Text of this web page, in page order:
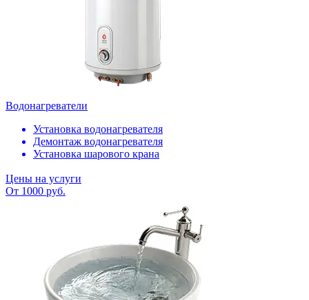
Водонагреватели
Установка водонагревателя
Демонтаж водонагревателя
Установка шарового крана
Цены на услуги
От 1000 руб.